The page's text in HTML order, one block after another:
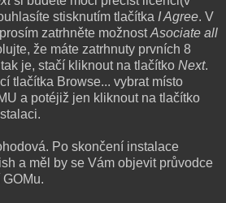
stisknutím tlačítka I Agree. V
zatrhněte možnostAsociate all
že máte zatrhnuty prvních 8
je, stačí kliknout na tlačítko Next.
tlačítka Browse... vybrat místo
a potéjiž jen kliknout na tlačítko
Po skončení instalace
a měl by se Vám objevit průvodce